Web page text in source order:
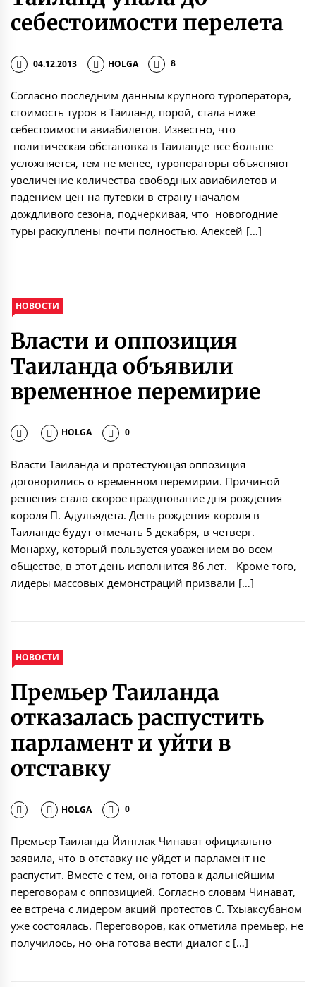
себестоимости перелета
04.12.2013 HOLGA 8
Согласно последним данным крупного туроператора,
стоимость туров в Таиланд, порой, стала ниже
себестоимости авиабилетов. Известно, что
политическая обстановка в Таиланде все больше
усложняется, тем не менее, туроператоры объясняют
увеличение количества свободных авиабилетов и
падением цен на путевки в страну началом
дождливого сезона, подчеркивая, что новогодние
туры раскуплены почти полностью. Алексей […]
НОВОСТИ
Власти и оппозиция
Таиланда объявили
временное перемирие
HOLGA 0
Власти Таиланда и протестующая оппозиция
договорились о временном перемирии. Причиной
решения стало скорое празднование дня рождения
короля П. Адульядета. День рождения короля в
Таиланде будут отмечать 5 декабря, в четверг.
Монарху, который пользуется уважением во всем
обществе, в этот день исполнится 86 лет. Кроме того,
лидеры массовых демонстраций призвали […]
НОВОСТИ
Премьер Таиланда
отказалась распустить
парламент и уйти в
отставку
HOLGA 0
Премьер Таиланда Йинглак Чинават официально
заявила, что в отставку не уйдет и парламент не
распустит. Вместе с тем, она готова к дальнейшим
переговорам с оппозицией. Согласно словам Чинават,
ее встреча с лидером акций протестов С. Тхыаксубаном
уже состоялась. Переговоров, как отметила премьер, не
получилось, но она готова вести диалог с […]